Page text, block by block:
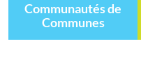
Communautés de
Communes